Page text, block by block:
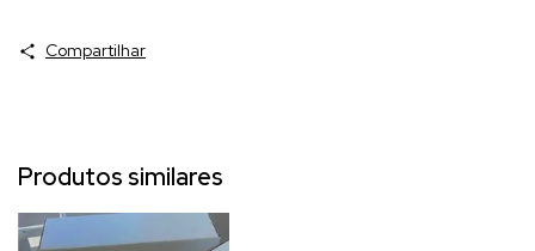
Compartilhar
Produtos similares